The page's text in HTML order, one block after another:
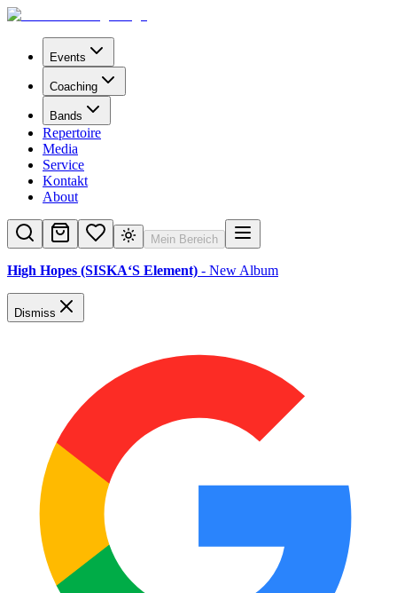
Events
Coaching
Bands
Repertoire
Media
Service
Kontakt
About
Mein Bereich
High Hopes (SISKA‘S Element) - New Album
Dismiss